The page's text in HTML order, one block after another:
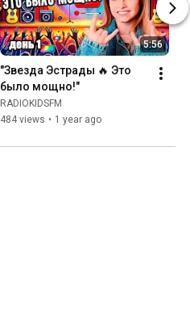
5:56
"Звезда Эстрады 🔥 Это
было мощно!"
RADIOKIDSFM
484 views • 1 year ago